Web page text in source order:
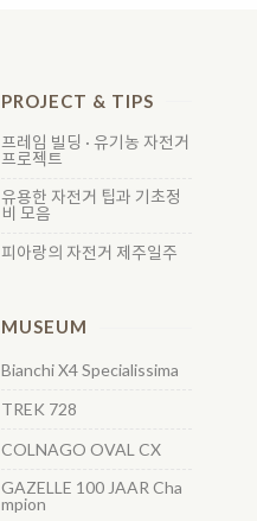
지 않지만 적당한 가격에 451 휠 사
이즈의 일본산 미니스프린터라는
점에서 소수의 악스 매니아들이 있
상에 소개되는 ARKS 501은 필자
서, 아팔란치아(삼천리)의 미니스프
순정이고, 본래 501 드롭바 모델..
PROJECT & TIPS
프레임 빌딩 · 유기농 자전거
프로젝트
유용한 자전거 팁과 기초정
비 모음
피아랑의 자전거 제주일주
MUSEUM
Bianchi X4 Specialissima
TREK 728
COLNAGO OVAL CX
GAZELLE 100 JAAR Cha
mpion